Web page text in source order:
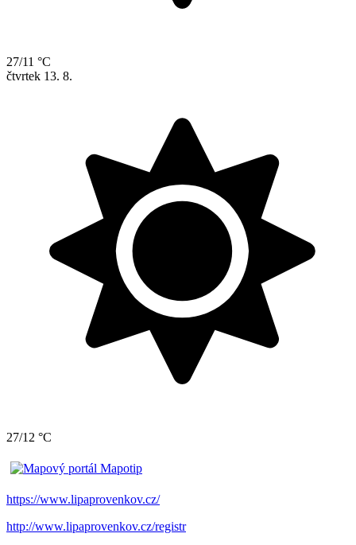
27/11 °C
čtvrtek 13. 8.
27/12 °C
https://www.lipaprovenkov.cz/
http://www.lipaprovenkov.cz/registr